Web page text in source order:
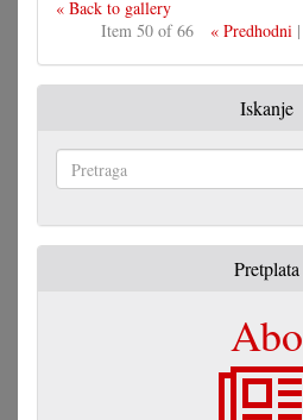
« Back to gallery
Item 50 of 66
« Predhodni|
Iskanje
Pretplata
Abo